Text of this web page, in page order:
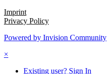
Imprint
Privacy Policy
Powered by Invision Community
×
Existing user? Sign In